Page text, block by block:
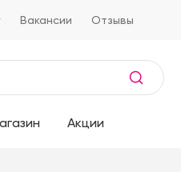
Вакансии Отзывы
Акции